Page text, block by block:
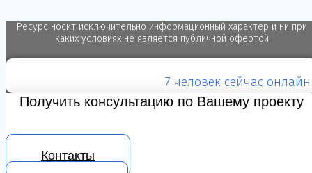
Ресурс носит исключительно информационный характер и ни при
каких условиях не является публичной офертой
7 человек сейчас онлайн
Получить консультацию по Вашему проекту
Контакты